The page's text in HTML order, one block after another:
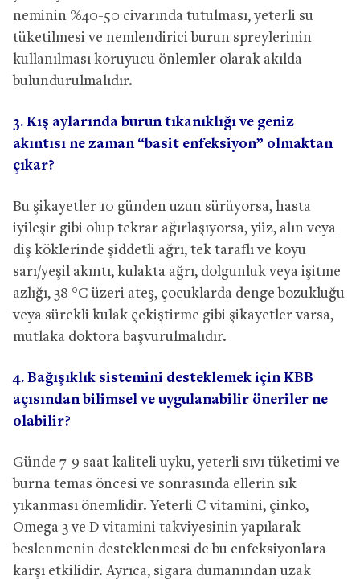
neminin %40-50 civarında tutulması, yeterli su
tüketilmesi ve nemlendirici burun spreylerinin
kullanılması koruyucu önlemler olarak akılda
bulundurulmalıdır.
3. Kış aylarında burun tıkanıklığı ve geniz
akıntısı ne zaman “basit enfeksiyon” olmaktan
çıkar?
Bu şikayetler 10 günden uzun sürüyorsa, hasta
iyileşir gibi olup tekrar ağırlaşıyorsa, yüz, alın veya
diş köklerinde şiddetli ağrı, tek taraflı ve koyu
sarı/yeşil akıntı, kulakta ağrı, dolgunluk veya işitme
azlığı, 38 °C üzeri ateş, çocuklarda denge bozukluğu
veya sürekli kulak çekiştirme gibi şikayetler varsa,
mutlaka doktora başvurulmalıdır.
4. Bağışıklık sistemini desteklemek için KBB
açısından bilimsel ve uygulanabilir öneriler ne
olabilir?
Günde 7-9 saat kaliteli uyku, yeterli sıvı tüketimi ve
burna temas öncesi ve sonrasında ellerin sık
yıkanması önemlidir. Yeterli C vitamini, çinko,
Omega 3 ve D vitamini takviyesinin yapılarak
beslenmenin desteklenmesi de bu enfeksiyonlara
karşı etkilidir. Ayrıca, sigara dumanından uzak